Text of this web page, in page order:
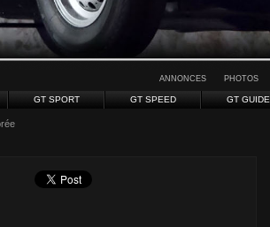
ANNONCES PHOTOS
GT SPORT GT SPEED GT GUIDE